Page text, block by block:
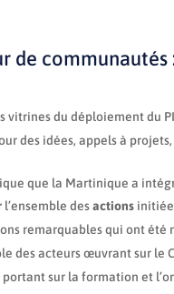
de communautés
vitrines du déploiement du
des idées, appels à
que la Martinique a
l’ensemble desactions
remarquables qui ont été
des acteurs œuvrant sur le
sur la formation et